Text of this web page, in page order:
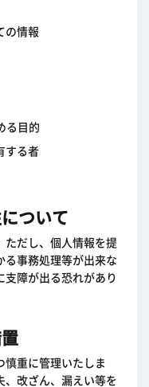
の情報
る目的
する者
ついて
ただし、個人情報を提
る事務処理等が出来な
支障が出る恐れがあり
慎重に管理いたしま
、改ざん、漏えい等を